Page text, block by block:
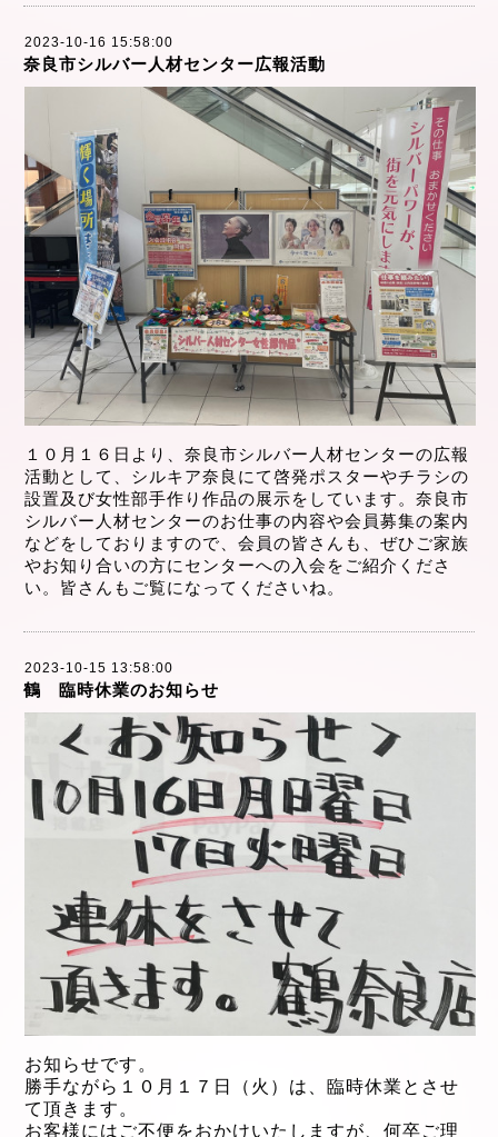
2023-10-16 15:58:00
奈良市シルバー人材センター広報活動
１０月１６日より、奈良市シルバー人材センターの広報
活動として、シルキア奈良にて啓発ポスターやチラシの
設置及び女性部手作り作品の展示をしています。奈良市
シルバー人材センターのお仕事の内容や会員募集の案内
などをしておりますので、会員の皆さんも、ぜひご家族
やお知り合いの方にセンターへの入会をご紹介くださ
い。皆さんもご覧になってくださいね。
2023-10-15 13:58:00
鶴 臨時休業のお知らせ
お知らせです。
勝手ながら１０月１７日（火）は、臨時休業とさせ
て頂きます。
お客様にはご不便をおかけいたしますが、何卒ご理